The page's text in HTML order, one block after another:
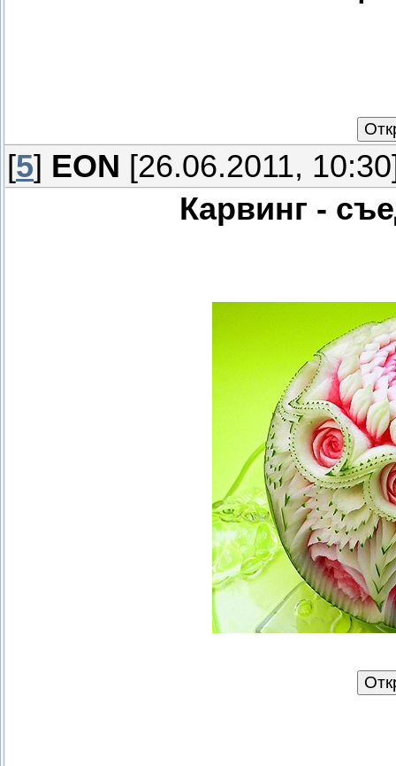
[5] EON [26.06.2011,
Карвинг -